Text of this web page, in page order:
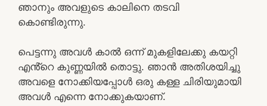
ഞാനും അവളുടെ കാലിനെ തടവി
കൊണ്ടിരുന്നു.
പെട്ടന്നു അവൾ കാൽ ഒന്ന് മുകളിലേക്കു കയറ്റി
എൻ്റെ കുണ്ണയിൽ തൊട്ടു. ഞാൻ അതിശയിച്ചു
അവളെ നോക്കിയപ്പോൾ ഒരു കള്ള ചിരിയുമായി
അവൾ എന്നെ നോക്കുകയാണ്.